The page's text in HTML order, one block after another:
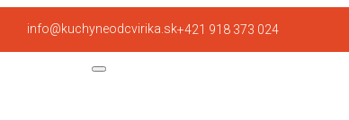
info@kuchyneodcvirika.sk+421 918 373 024